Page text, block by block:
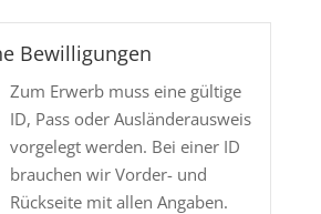
Bewilligungen
Zum Erwerb muss eine gültige
ID, Pass oder Ausländerausweis
vorgelegt werden. Bei einer ID
brauchen wir Vorder- und
Rückseite mit allen Angaben.